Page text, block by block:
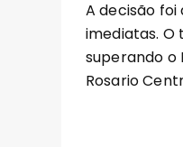
A decisão
imediatas. O
superando o
Rosario